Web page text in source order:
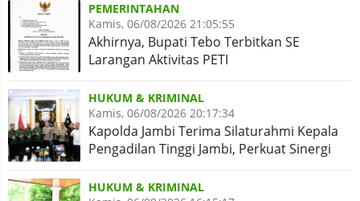
PEMERINTAHAN
Kamis, 06/08/2026 21:05:55
Akhirnya, Bupati Tebo Terbitkan SE
Larangan Aktivitas PETI
HUKUM & KRIMINAL
Kamis, 06/08/2026 20:17:34
Kapolda Jambi Terima Silaturahmi Kepala
Pengadilan Tinggi Jambi, Perkuat Sinergi
Antar Lembaga
HUKUM & KRIMINAL